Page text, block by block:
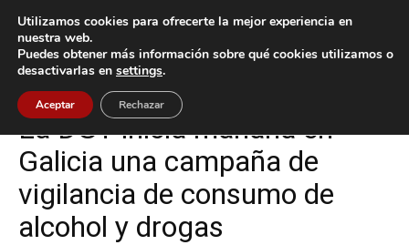
Inicio Oia
Oia
La DGT inicia mañana en
Galicia una campaña de
vigilancia de consumo de
alcohol y drogas
Utilizamos cookies para ofrecerte la mejor experiencia en
nuestra web.
Puedes obtener más información sobre qué cookies utilizamos o
desactivarlas en settings.
Aceptar Rechazar